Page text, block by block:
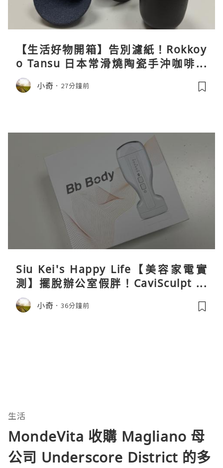
【生活好物開箱】告別濾紙！Rokkoy
o Tansu 日本常滑燒陶瓷手沖咖啡組
親身試用＆真實評價
小奇 27分鐘前
Siu Kei's Happy Life【美容家電實
測】擺脫辦公室假胖！CaviSculpt 新
一代72W高能超聲波體雕儀親身試用＆
真實評價
小奇 36分鐘前
生活
MondeVita 收購 Magliano 母
公司 Underscore District 的多